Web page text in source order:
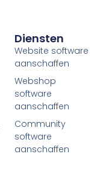
Diensten
Website software
aanschaffen
Webshop
software
aanschaffen
Community
software
aanschaffen